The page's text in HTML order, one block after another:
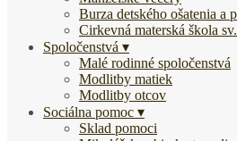
Burza detského ošatenia a
Cirkevná materská škola
Spoločenstvá
Malé rodinné spoločenstvá
Modlitby matiek
Modlitby otcov
Sociálna pomoc
Sklad pomoci